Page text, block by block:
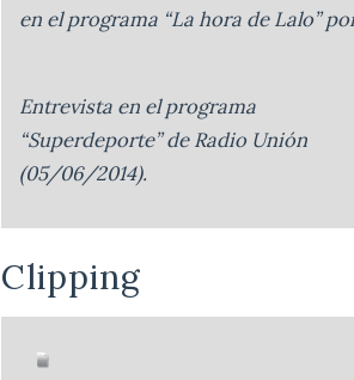
en el programa “La hora de Lalo”
Entrevista en el programa
“Superdeporte” de Radio Unión
(05/06/2014).
Clipping